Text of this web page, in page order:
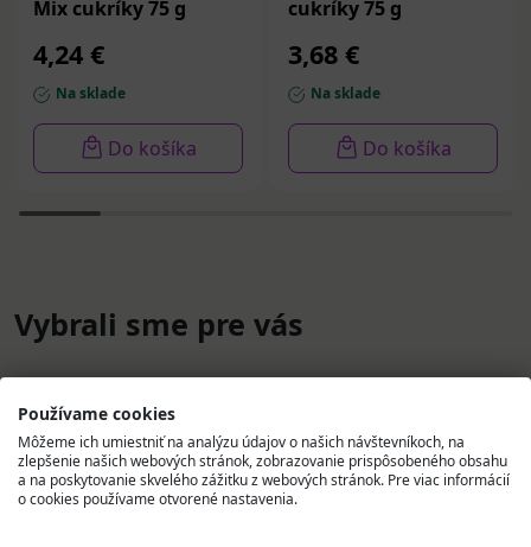
Mix cukríky 75 g
4,24 €
Na sklade
Do košíka
cukríky 75 g
3,68 €
Na sklade
Do košíka
Vybrali sme pre vás
Používame cookies
Môžeme ich umiestniť na analýzu údajov o našich návštevníkoch, na
zlepšenie našich webových stránok, zobrazovanie prispôsobeného obsahu
a na poskytovanie skvelého zážitku z webových stránok. Pre viac informácií
o cookies používame otvorené nastavenia.